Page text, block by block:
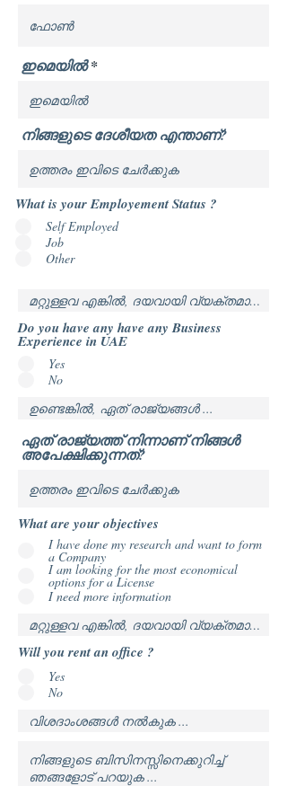
ഇമെയിൽ
നിങ്ങളുടെ ദേശീയത എന്താണ്?
What is your Employement Status ?
Self Employed
Job
Other
Do you have any have any Business
Experience in UAE
Yes
No
ഏത് രാജ്യത്ത് നിന്നാണ് നിങ്ങൾ
അപേക്ഷിക്കുന്നത്?
What are your objectives
I have done my research and want to form
a Company
I am looking for the most economical
options for a License
I need more information
Will you rent an office ?
Yes
No